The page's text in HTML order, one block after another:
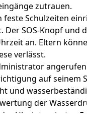
zutrauen.
feste Schulzeiten
SOS-Knopf
an. Eltern
verlässt.
auf seinem
und
der
Uhr integrierten
erhalten